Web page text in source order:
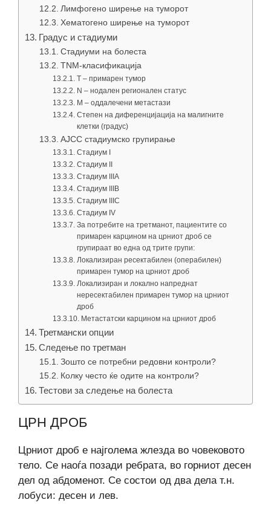
Лимфогено ширење на туморот
Хематогено ширење на туморот
Градус и стадиуми
Стадиуми на болеста
TNM-класификација
T – примарен тумор
N – нодален регионален статус
M – оддалечени метастази
Степен на диференцијација на малигните
клетки (градус)
AJCC стадиумско групирање
Стадиум I
Стадиум II
Стадиум IIIA
Стадиум IIIB
Стадиум IIIC
Стадиум IV
За потребите на третманот, пациентите со
примарен карцином на црниот дроб се
групираат во една од трите групи:
Локализиран ресектабилен (операбилен)
примарен тумор на црниот дроб
Локализиран и локално напреднат
нересектабилен примарен тумор на црниот
дроб
Метастатски карцином на црниот дроб
Третмански опции
Следење по третман
Зошто се потребни редовни контроли?
Колку често ќе одите на контроли?
Тестови за следење на болеста
ЦРН ДРОБ
Црниот дроб е најголема жлезда во човековото
тело. Се наоѓа позади ребрата, во горниот десен
дел од абдоменот. Се состои од два дела т.н.
лобуси: десен и лев.